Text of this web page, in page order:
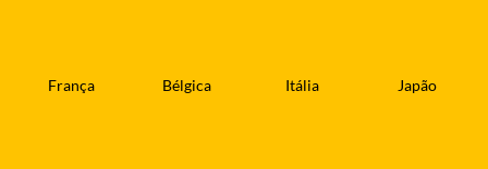
França Bélgica Itália Japão